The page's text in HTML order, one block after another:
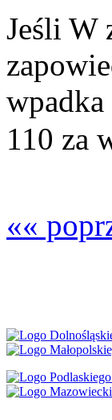
Jeśli W
110 za
««